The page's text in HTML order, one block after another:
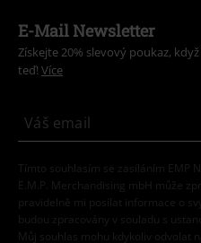
E-Mail Newsletter
Získejte 20% slevový poukaz,
teď! Více
Tímto souhlasím se zasíláním EMP
E.M.P. Merchandising mbH může
pravidelně mi posílat informace o
budou zpracovány v souladu s
Můj souhlas mohu kdykoliv odvolat